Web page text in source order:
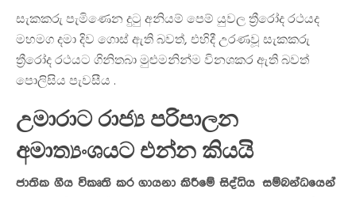
සැකකරු පැමිණෙන දුටු අනියම් පෙම් යුවල ත්‍රීරෝද රථයද
මහමග දමා දිව ගොස් ඇති බවත්, එහිදී උරණවූ සැකකරු
ත්‍රීරෝද රථයට ගිනිතබා මුළුමනින්ම විනශකර ඇති බවත්
පොලිසිය පැවසීය .
උමාරාට රාජ්‍ය පරිපාලන
අමාත්‍යංශයට එන්න කියයි
ජාතික ගීය විකෘති කර ගායනා කිරීමේ සිද්ධිය සම්බන්ධයෙන්